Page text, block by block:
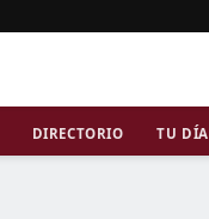
DIRECTORIO TU DÍA